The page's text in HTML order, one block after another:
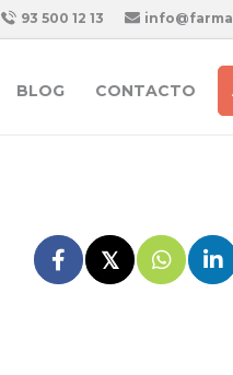
93 500 12 13
BLOG CONTACTO